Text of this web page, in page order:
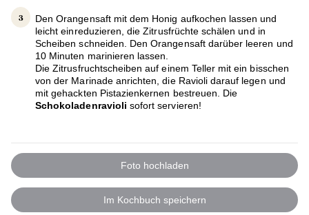
Den Orangensaft mit dem Honig aufkochen lassen und
leicht einreduzieren, die Zitrusfrüchte schälen und in
Scheiben schneiden. Den Orangensaft darüber leeren und
10 Minuten marinieren lassen.
Die Zitrusfruchtscheiben auf einem Teller mit ein bisschen
von der Marinade anrichten, die Ravioli darauf legen und
mit gehackten Pistazienkernen bestreuen. Die
Schokoladenravioli sofort servieren!
Foto hochladen
Im Kochbuch speichern